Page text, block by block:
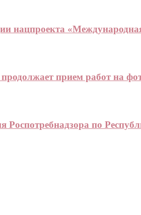
нацпроекта
прием работ на
по